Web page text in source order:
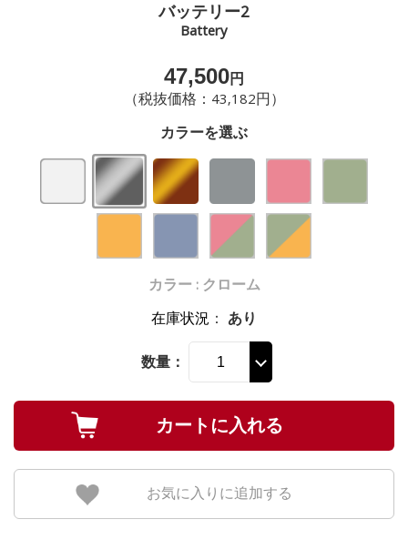
バッテリー2
Battery
47,500円
（税抜価格：43,182円）
カラーを選ぶ
カラー : クローム
在庫状況 ： あり
数量：
お気に入りに追加する